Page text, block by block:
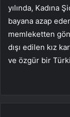
yılında, Kadına
bayana azap
memleketten
dışı edilen kız
ve özgür bir